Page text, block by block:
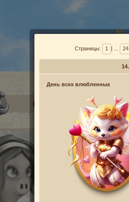
СВИНТУСЫ
Страницы: 1 | ... 24
День всех влюбленных